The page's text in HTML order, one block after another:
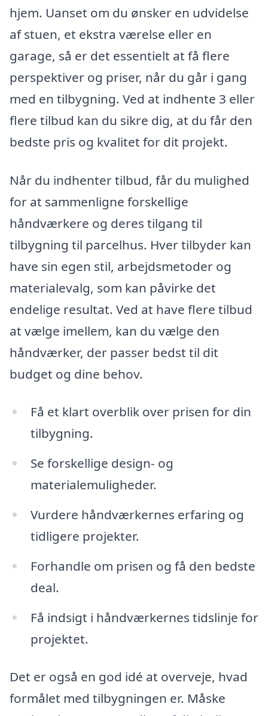
hjem. Uanset om du ønsker en udvidelse
af stuen, et ekstra værelse eller en
garage, så er det essentielt at få flere
perspektiver og priser, når du går i gang
med en tilbygning. Ved at indhente 3 eller
flere tilbud kan du sikre dig, at du får den
bedste pris og kvalitet for dit projekt.
Når du indhenter tilbud, får du mulighed
for at sammenligne forskellige
håndværkere og deres tilgang til
tilbygning til parcelhus. Hver tilbyder kan
have sin egen stil, arbejdsmetoder og
materialevalg, som kan påvirke det
endelige resultat. Ved at have flere tilbud
at vælge imellem, kan du vælge den
håndværker, der passer bedst til dit
budget og dine behov.
Få et klart overblik over prisen for din
tilbygning.
Se forskellige design- og
materialemuligheder.
Vurdere håndværkernes erfaring og
tidligere projekter.
Forhandle om prisen og få den bedste
deal.
Få indsigt i håndværkernes tidslinje for
projektet.
Det er også en god idé at overveje, hvad
formålet med tilbygningen er. Måske